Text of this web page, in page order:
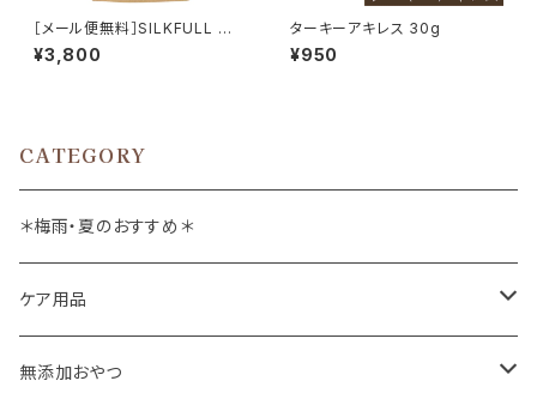
［メール便無料］SILKFULL 犬
の腎臓ケアサプリメント 30包入
り シルクフル
¥3,800
ターキーアキレス 30g
¥950
CATEGORY
＊梅雨・夏のおすすめ＊
ケア用品
肉球バーム
無添加おやつ